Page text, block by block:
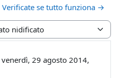
Verificate se tutto funziona →
venerdì, 29 agosto 2014,